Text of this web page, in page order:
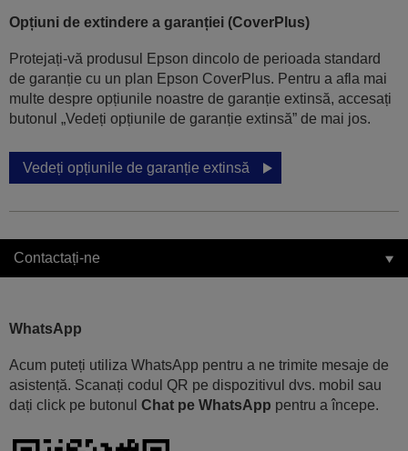
Opțiuni de extindere a garanției (CoverPlus)
Protejați-vă produsul Epson dincolo de perioada standard
de garanție cu un plan Epson CoverPlus. Pentru a afla mai
multe despre opțiunile noastre de garanție extinsă, accesați
butonul „Vedeți opțiunile de garanție extinsă” de mai jos.
Vedeți opțiunile de garanție extinsă
Contactați-ne
WhatsApp
Acum puteți utiliza WhatsApp pentru a ne trimite mesaje de
asistență. Scanați codul QR pe dispozitivul dvs. mobil sau
dați click pe butonul Chat pe WhatsApp pentru a începe.